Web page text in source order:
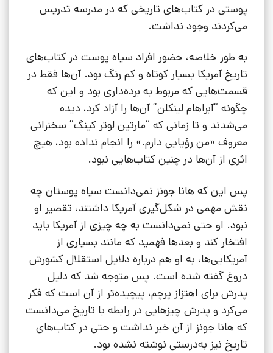
پوستی در کتاب‌های تاریخی که در مدرسه تدریس
می‌کردند وجود نداشت.
به طور خلاصه، حضور افراد سیاه پوست در کتاب‌های
تاریخ آمریکا بسیار کوتاه و کم رنگ بود. آن‌ها فقط در
قسمت‌هایی که مربوط به برده‌داری بود و این که
چگونه “آبراهام لینکلن” آن‌ها را آزاد کرد، دیده
می‌شدند و تا زمانی که “مارتین لوتر کینگ” سخنرانی
معروف «من رؤیایی دارم.» را انجام نداده بود، هیچ
اثری از آن‌ها در چنین کتاب‌هایی نبود.
پس این که هانا جونز نمی‌دانست سیاه پوستان چه
نقش مهمی در شکل‌گیری آمریکا داشتند، تقصیر او
نبود. او حتی نمی‌دانست به چه چیزی از آمریکا باید
افتخار کند و بعدها فهمید که مانند بسیاری از
آمریکایی‌ها، به او هم درباره دلایل استقلال کشورش
دروغ گفته شده است. پس متوجه شد که دلیل
پدرش برای اهتزاز پرچم، پیچیده‌تر از آن است که فکر
می‌کرد و پدرش چیزهایی در رابطه با تاریخ می‌دانست
که هانا جونز از آن خبر نداشت و حتی در کتاب‌های
تاریخ نیز به‌درستی نوشته نشده بود.